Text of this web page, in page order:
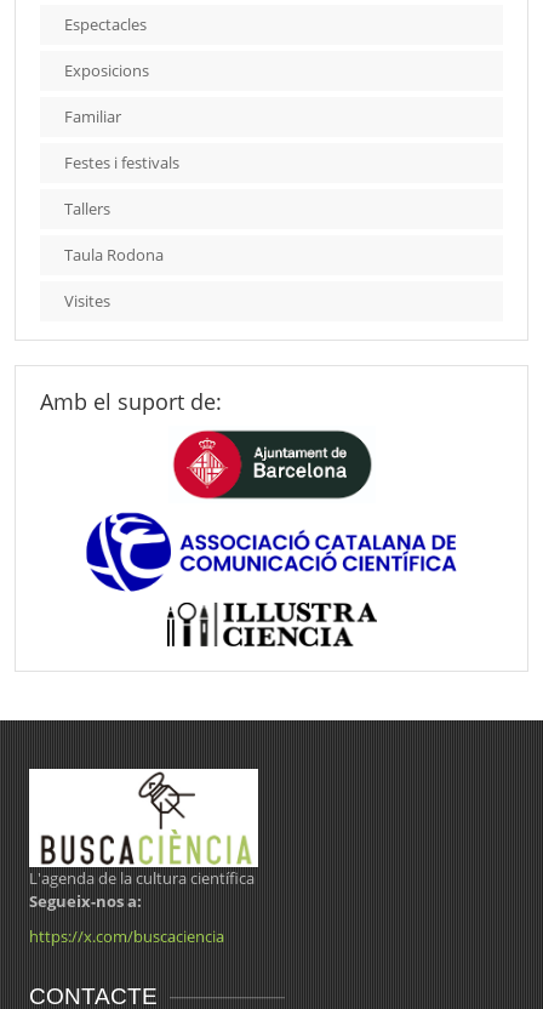
Espectacles
Exposicions
Familiar
Festes i festivals
Tallers
Taula Rodona
Visites
Amb el suport de:
L'agenda de la cultura científica
Segueix-nos a:
https://x.com/buscaciencia
CONTACTE